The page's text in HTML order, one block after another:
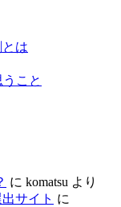
は
こと
に komatsu より
サイト に